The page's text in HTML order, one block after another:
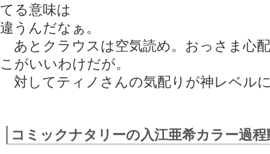
てる意味は
違うんだなぁ。
あとクラウスは空気読め。おっさま心
こがいいわけだが。
対してティノさんの気配りが神レベル
コミックナタリーの入江亜希カラー過程